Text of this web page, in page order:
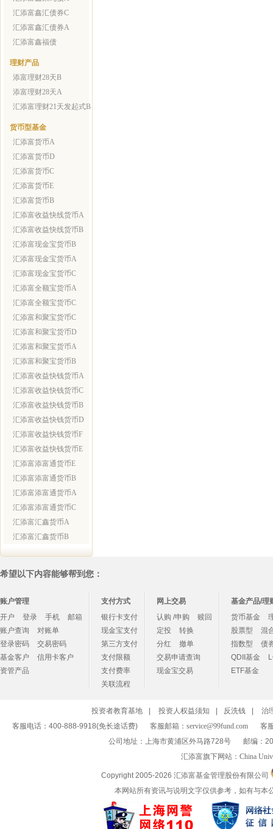
汇添富鑫汇债券C
汇添富鑫汇债券A
汇添富鑫福债
理财产品
添富理财28天B
添富理财28天A
汇添富理财21天发起式B
货币型基金
汇添富货币A
汇添富货币D
汇添富货币C
汇添富货币E
汇添富货币B
汇添富收益快线货币A
汇添富收益快线货币B
汇添富现金宝货币B
汇添富现金宝货币A
汇添富现金宝货币C
汇添富全额宝货币A
汇添富全额宝货币C
汇添富和聚宝货币C
汇添富和聚宝货币D
汇添富和聚宝货币A
汇添富和聚宝货币B
汇添富收益快钱货币A
汇添富收益快钱货币C
汇添富收益快钱货币B
汇添富收益快钱货币D
汇添富收益快钱货币F
汇添富收益快钱货币E
汇添富添富通货币E
汇添富添富通货币B
汇添富添富通货币A
汇添富添富通货币C
汇添富汇鑫货币A
汇添富汇鑫货币B
希望以下内容能够帮到您：
账户管理
开户
登录 手机
邮箱
账户查询
对账单
登录密码
交易密码
基金客户
信用卡客户
资管产品
支付方式
银行卡支付
现金宝支付
第三方支付
支付限额
支付费率
关联流程
网上交易
认购 /申购
赎回
定投
转换
分红
撤单
交易申请查询
现金宝交易
基金产品/理
货币基金
股票型
混
指数型
债
QDII基金
ETF基金
投资者教育基地 投资人权益须知 反洗钱
治
客服电话：400-888-9918(免长途话费)
客服邮箱： service@99fund.com
客
公司地址：上海市黄浦区外马路728号
邮编：
汇添富旗下网站： China
Copyright 2005-2026 汇添富基金管理股份有限公司
本网站所有资讯与说明文字仅供参考，如有与本